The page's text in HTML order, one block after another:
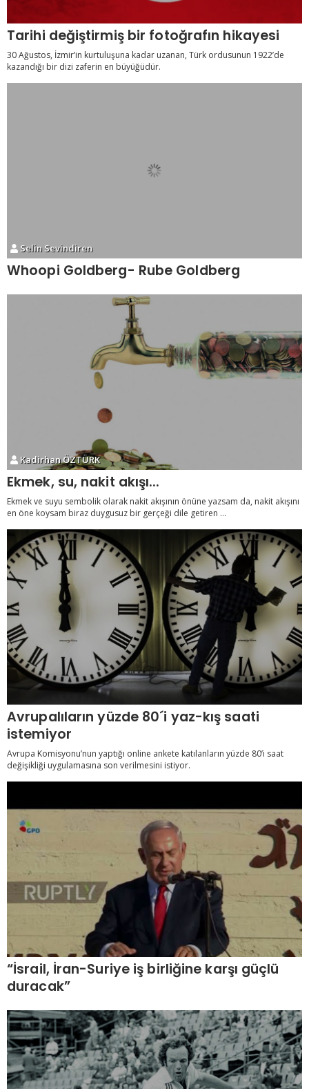
Tarihi değiştirmiş bir fotoğrafın hikayesi
30 Ağustos, İzmir’in kurtuluşuna kadar uzanan, Türk ordusunun 1922’de
kazandığı bir dizi zaferin en büyüğüdür.
Selin Sevindiren
Whoopi Goldberg- Rube Goldberg
Kadirhan ÖZTÜRK
Ekmek, su, nakit akışı...
Ekmek ve suyu sembolik olarak nakit akışının önüne yazsam da, nakit akışını
en öne koysam biraz duygusuz bir gerçeği dile getiren ...
Avrupalıların yüzde 80´i yaz-kış saati
istemiyor
Avrupa Komisyonu’nun yaptığı online ankete katılanların yüzde 80’i saat
değişikliği uygulamasına son verilmesini istiyor.
“İsrail, İran-Suriye iş birliğine karşı güçlü
duracak”